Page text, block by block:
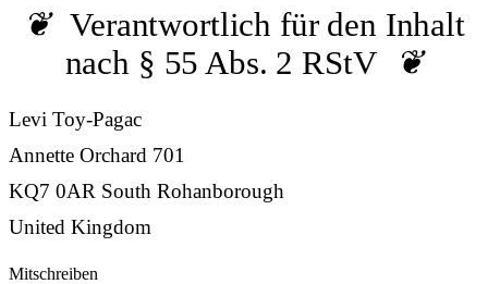
Verantwortlich für den Inhalt
nach § 55 Abs. 2 RStV
Levi Toy-Pagac
Annette Orchard 701
KQ7 0AR South Rohanborough
United Kingdom
Mitschreiben